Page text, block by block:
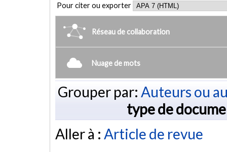
Pour citer ou exporter
Réseau de collaboration
Nuage de mots
Grouper par: Auteurs ou
type de
Aller à : Article de revue